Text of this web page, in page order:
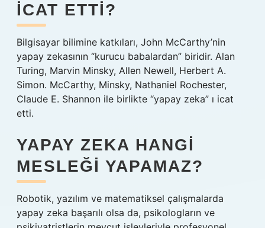
ICAT ETTI?
Bilgisayar bilimine katkıları, John McCarthy’nin
yapay zekasının “kurucu babalardan” biridir. Alan
Turing, Marvin Minsky, Allen Newell, Herbert A.
Simon. McCarthy, Minsky, Nathaniel Rochester,
Claude E. Shannon ile birlikte “yapay zeka” ı icat
etti.
YAPAY ZEKA HANGI
MESLEĞI YAPAMAZ?
Robotik, yazılım ve matematiksel çalışmalarda
yapay zeka başarılı olsa da, psikologların ve